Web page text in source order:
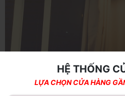
HỆ THỐNG
LỰA CHỌN CỬA HÀNG